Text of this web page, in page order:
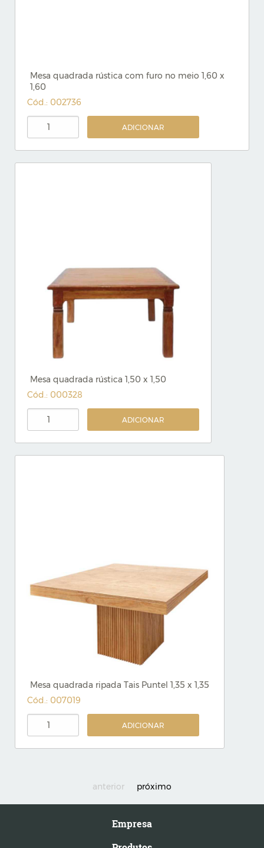
Mesa quadrada rústica com furo no meio 1,60 x
1,60
Cód.: 002736
ADICIONAR
Mesa quadrada rústica 1,50 x 1,50
Cód.: 000328
ADICIONAR
Mesa quadrada ripada Tais Puntel 1,35 x 1,35
Cód.: 007019
ADICIONAR
anterior próximo
Empresa